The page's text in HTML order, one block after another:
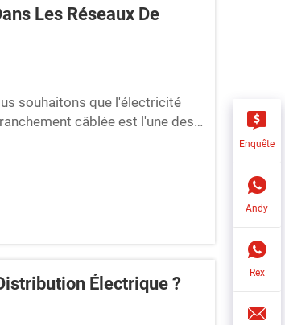
Les Réseaux De
souhaitons que l'électricité
câblée est l'une des
un peu comme des
Électrique ?
Enquête
Andy
Rex